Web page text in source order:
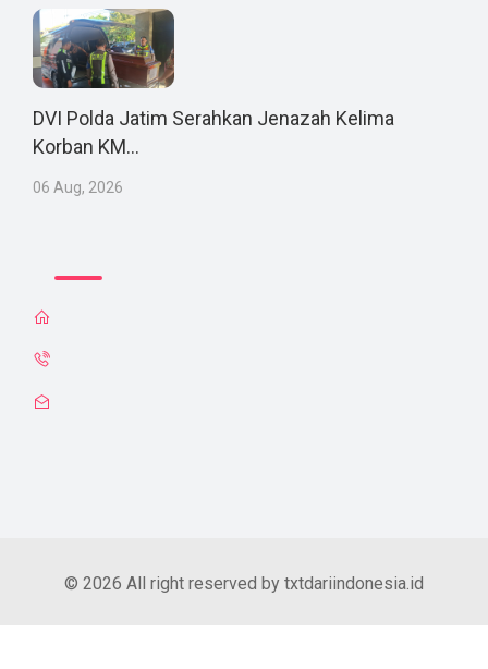
DVI Polda Jatim Serahkan Jenazah Kelima
Korban KM...
06 Aug, 2026
© 2026 All right reserved by txtdariindonesia.id